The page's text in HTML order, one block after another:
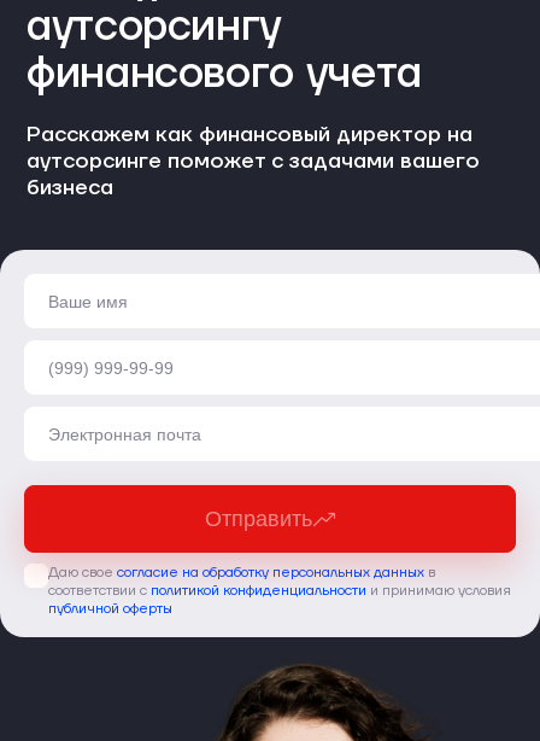
аутсорсингу
финансового учета
Расскажем как финансовый директор на
аутсорсинге поможет с задачами вашего
бизнеса
Даю свое согласие на обработку персональных данных в
соответствии с политикой конфиденциальности и принимаю условия
публичной оферты
Отправить